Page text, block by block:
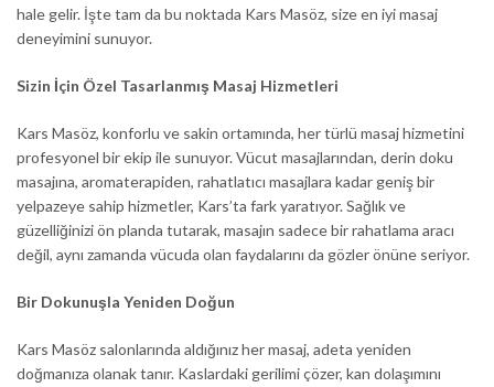
hale gelir. İşte tam da bu noktada Kars Masöz, size en iyi masaj
deneyimini sunuyor.
Sizin İçin Özel Tasarlanmış Masaj Hizmetleri
Kars Masöz, konforlu ve sakin ortamında, her türlü masaj hizmetini
profesyonel bir ekip ile sunuyor. Vücut masajlarından, derin doku
masajına, aromaterapiden, rahatlatıcı masajlara kadar geniş bir
yelpazeye sahip hizmetler, Kars’ta fark yaratıyor. Sağlık ve
güzelliğinizi ön planda tutarak, masajın sadece bir rahatlama aracı
değil, aynı zamanda vücuda olan faydalarını da gözler önüne seriyor.
Bir Dokunuşla Yeniden Doğun
Kars Masöz salonlarında aldığınız her masaj, adeta yeniden
doğmanıza olanak tanır. Kaslardaki gerilimi çözer, kan dolaşımını